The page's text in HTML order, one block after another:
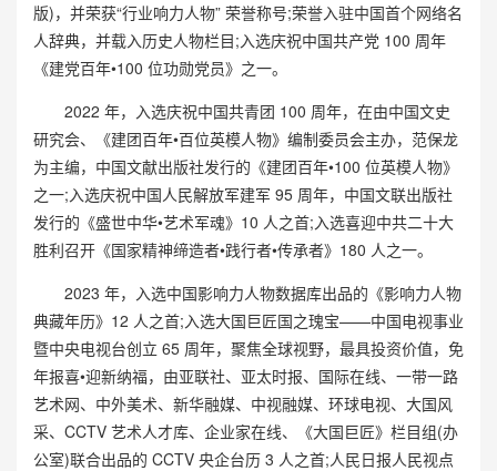
版)，并荣获“行业响力人物” 荣誉称号;荣誉入驻中国首个网络名
人辞典，并载入历史人物栏目;入选庆祝中国共产党 100 周年
《建党百年•100 位功勋党员》之一。
2022 年，入选庆祝中国共青团 100 周年，在由中国文史
研究会、《建团百年•百位英模人物》编制委员会主办，范保龙
为主编，中国文献出版社发行的《建团百年•100 位英模人物》
之一;入选庆祝中国人民解放军建军 95 周年，中国文联出版社
发行的《盛世中华•艺术军魂》10 人之首;入选喜迎中共二十大
胜利召开《国家精神缔造者•践行者•传承者》180 人之一。
2023 年，入选中国影响力人物数据库出品的《影响力人物
典藏年历》12 人之首;入选大国巨匠国之瑰宝——中国电视事业
暨中央电视台创立 65 周年，聚焦全球视野，最具投资价值，免
年报喜•迎新纳福，由亚联社、亚太时报、国际在线、一带一路
艺术网、中外美术、新华融媒、中视融媒、环球电视、大国风
采、CCTV 艺术人才库、企业家在线、《大国巨匠》栏目组(办
公室)联合出品的 CCTV 央企台历 3 人之首;人民日报人民视点